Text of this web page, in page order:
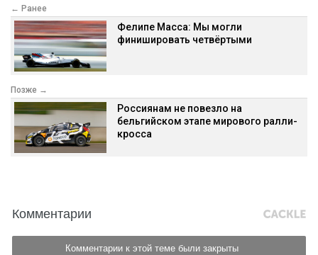
← Ранее
Фелипе Масса: Мы могли
финишировать четвёртыми
Позже →
Россиянам не повезло на
бельгийском этапе мирового ралли-
кросса
Комментарии
Комментарии к этой теме были закрыты